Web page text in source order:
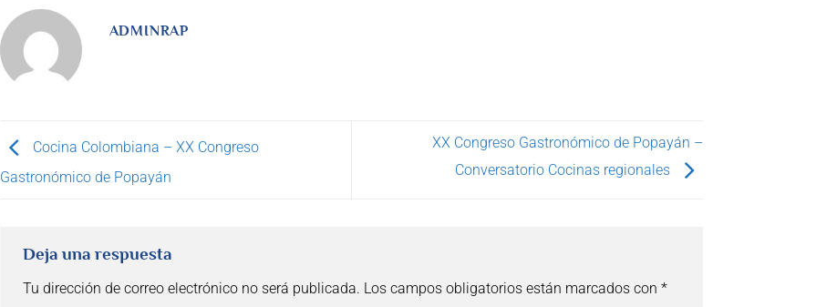
ADMINRAP
Cocina Colombiana – XX Congreso
Gastronómico de Popayán
XX Congreso Gastronómico de Popayán –
Conversatorio Cocinas regionales
Deja una respuesta
Tu dirección de correo electrónico no será publicada. Los campos obligatorios están marcados con *